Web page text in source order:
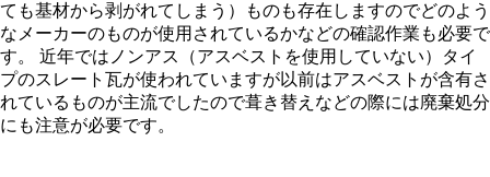
ても基材から剥がれてしまう）ものも存在しますのでどのよう
なメーカーのものが使用されているかなどの確認作業も必要で
す。 近年ではノンアス（アスベストを使用していない）タイ
プのスレート瓦が使われていますが以前はアスベストが含有さ
れているものが主流でしたので葺き替えなどの際には廃棄処分
にも注意が必要です。